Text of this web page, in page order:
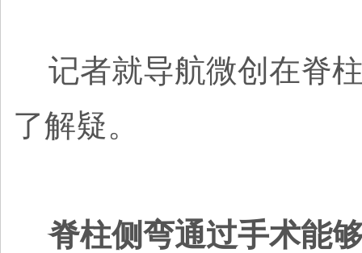
记者就导航微创在脊
了解疑。
脊柱侧弯通过手术能